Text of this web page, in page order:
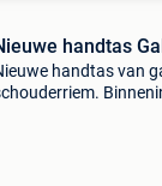
handtas
handtas van